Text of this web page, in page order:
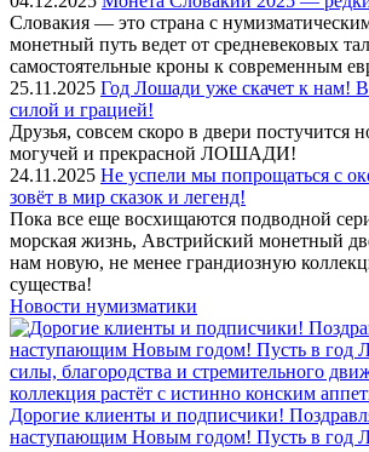
Словакия — это страна с
монетный путь ведет от средневековых
самостоятельные кроны к современным
25.11.2025 Год Лошади уже скачет к нам!
силой и грацией!
Друзья, совсем скоро в двери постучится
могучей и прекрасной ЛОШАДИ!
24.11.2025 Не успели мы попрощаться с
зовёт в мир сказок и легенд!
Пока все еще восхищаются подводной
морская жизнь, Австрийский монетный
нам новую, не менее грандиозную
существа!
Новости нумизматики
Дорогие клиенты и подписчики!
наступающим Новым годом! Пусть в год